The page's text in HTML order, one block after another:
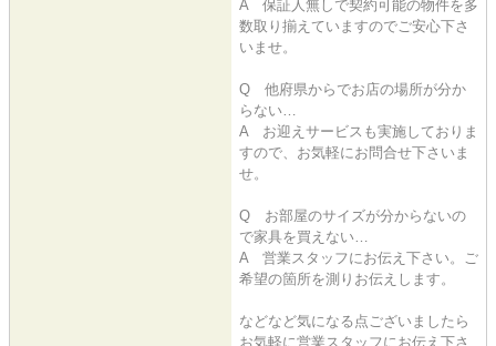
A 保証人無しで契約可能の物件を多
数取り揃えていますのでご安心下さ
いませ。
Q 他府県からでお店の場所が分か
らない…
A お迎えサービスも実施しておりま
すので、お気軽にお問合せ下さいま
せ。
Q お部屋のサイズが分からないの
で家具を買えない…
A 営業スタッフにお伝え下さい。ご
希望の箇所を測りお伝えします。
などなど気になる点ございましたら
お気軽に営業スタッフにお伝え下さ